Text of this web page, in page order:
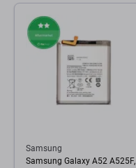
Samsung
Samsung Galaxy A52 A525F,